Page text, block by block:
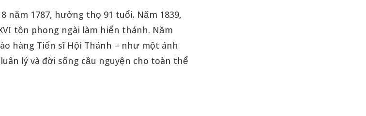
năm 1787, hưởng thọ 91 tuổi. Năm 1839,
tôn phong ngài làm hiển thánh. Năm
hàng Tiến sĩ Hội Thánh – như một ánh
lý và đời sống cầu nguyện cho toàn thể